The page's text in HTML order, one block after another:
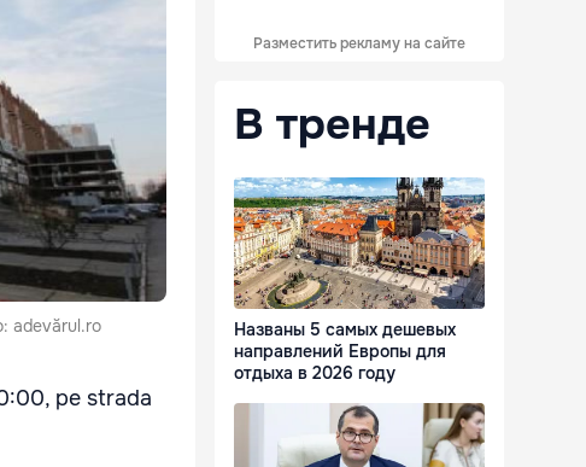
adevărul.ro
pe strada
Разместить рекламу на сайте
В тренде
Названы 5 самых дешевых
направлений Европы для
отдыха в 2026 году